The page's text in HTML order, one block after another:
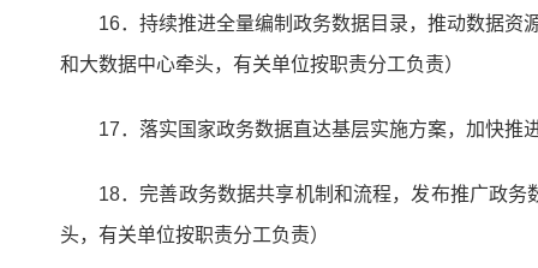
16．持续推进全量编制政务数据目录，推动数据资
和大数据中心牵头，有关单位按职责分工负责）
17．落实国家政务数据直达基层实施方案，加快推
18．完善政务数据共享机制和流程，发布推广政
头，有关单位按职责分工负责）